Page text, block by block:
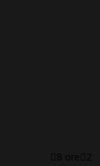
8 ore 2